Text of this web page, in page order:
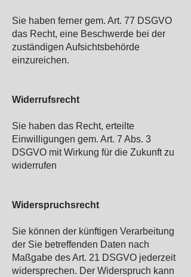
Sie haben ferner gem. Art. 77 DSGVO
das Recht, eine Beschwerde bei der
zuständigen Aufsichtsbehörde
einzureichen.
Widerrufsrecht
Sie haben das Recht, erteilte
Einwilligungen gem. Art. 7 Abs. 3
DSGVO mit Wirkung für die Zukunft zu
widerrufen
Widerspruchsrecht
Sie können der künftigen Verarbeitung
der Sie betreffenden Daten nach
Maßgabe des Art. 21 DSGVO jederzeit
widersprechen. Der Widerspruch kann